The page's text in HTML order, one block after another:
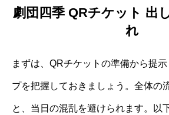
劇団四季 QRチケット 出
れ
まずは、QRチケットの準備から提
プを把握しておきましょう。全体の
と、当日の混乱を避けられます。以